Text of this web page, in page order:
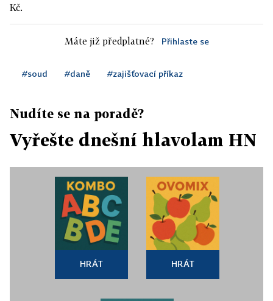
Kč.
Máte již předplatné? Přihlaste se
#soud #daně #zajišťovací příkaz
Nudíte se na poradě?
Vyřešte dnešní hlavolam HN
HRÁT HRÁT